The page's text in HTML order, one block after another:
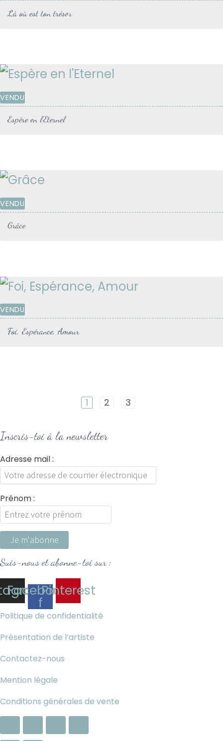
Là où est ton trésor
VENDU
Espère en l’Eternel
VENDU
Grâce
VENDU
Foi, Espérance, Amour
1 2 3
Inscris-toi à la newsletter
Adresse mail :
Prénom :
Suis-nous et abonne-toi sur :
Facebook-
f
Pinterest
Politique de confidentialité
Présentation de l’artiste
Contactez-nous
Mention légale
Conditions générales de vente